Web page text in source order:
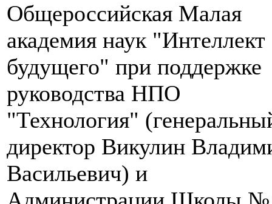
Общероссийская Малая
академия наук "Интеллект
будущего" при поддержке
руководства НПО
"Технология"
директор Викулин
Васильевич) и